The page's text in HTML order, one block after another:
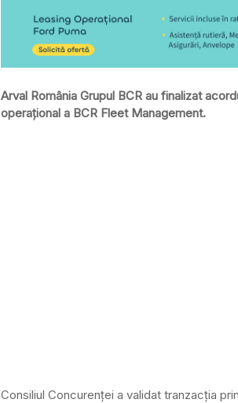
Arval România Grupul BCR au finalizat
operațional a BCR Fleet Management.
Consiliul Concurenței a validat tranzacția